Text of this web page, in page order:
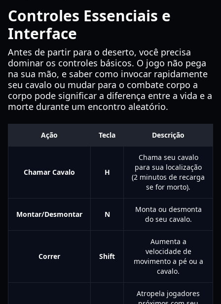
Controles Essenciais e
Interface
Antes de partir para o deserto, você precisa
dominar os controles básicos. O jogo não pega
na sua mão, e saber como invocar rapidamente
seu cavalo ou mudar para o combate corpo a
corpo pode significar a diferença entre a vida e a
morte durante um encontro aleatório.
Ação Tecla Descrição
Chamar Cavalo H
Chama seu cavalo
para sua localização
(2 minutos de recarga
se for morto).
Montar/Desmontar N
Monta ou desmonta
do seu cavalo.
Correr Shift
Aumenta a
velocidade de
movimento a pé ou a
cavalo.
Atropela jogadores